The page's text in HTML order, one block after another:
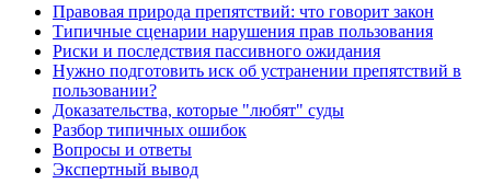
Правовая природа препятствий: что говорит закон
Типичные сценарии нарушения прав пользования
Риски и последствия пассивного ожидания
Нужно подготовить иск об устранении препятствий в
пользовании?
Доказательства, которые "любят" суды
Разбор типичных ошибок
Вопросы и ответы
Экспертный вывод